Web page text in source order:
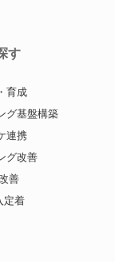
す
育成
グ基盤構築
連携
グ改善
善
定着